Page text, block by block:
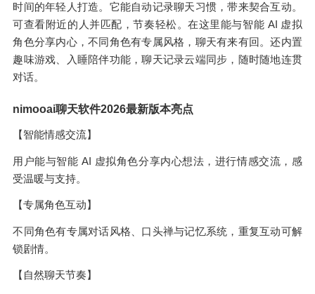
时间的年轻人打造。它能自动记录聊天习惯，带来契合互动。
可查看附近的人并匹配，节奏轻松。在这里能与智能 AI 虚拟
角色分享内心，不同角色有专属风格，聊天有来有回。还内置
趣味游戏、入睡陪伴功能，聊天记录云端同步，随时随地连贯
对话。
nimooai聊天软件2026最新版本亮点
【智能情感交流】
用户能与智能 AI 虚拟角色分享内心想法，进行情感交流，感
受温暖与支持。
【专属角色互动】
不同角色有专属对话风格、口头禅与记忆系统，重复互动可解
锁剧情。
【自然聊天节奏】